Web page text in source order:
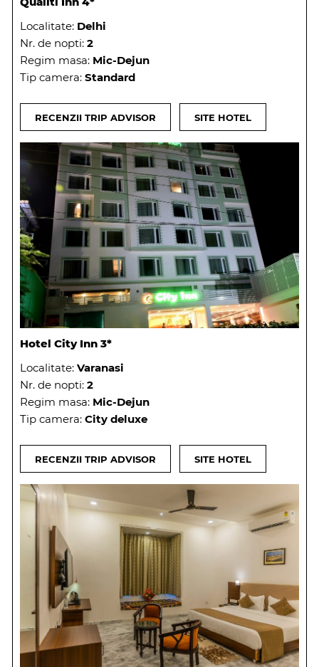
Localitate: Delhi
Nr. de nopti: 2
Regim masa: Mic-Dejun
Tip camera: Standard
RECENZII TRIP ADVISOR SITE HOTEL
Hotel City Inn 3*
Localitate: Varanasi
Nr. de nopti: 2
Regim masa: Mic-Dejun
Tip camera: City deluxe
RECENZII TRIP ADVISOR SITE HOTEL